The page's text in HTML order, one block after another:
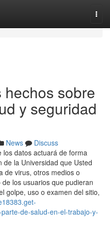
sobre
y seguridad
News
Discuss
los datos actuará de forma
la Universidad que Usted
de virus, otros medios o
los usuarios que pudieran
golpe, uso o examen del sitio,
de-salud-en-el-trabajo-y-